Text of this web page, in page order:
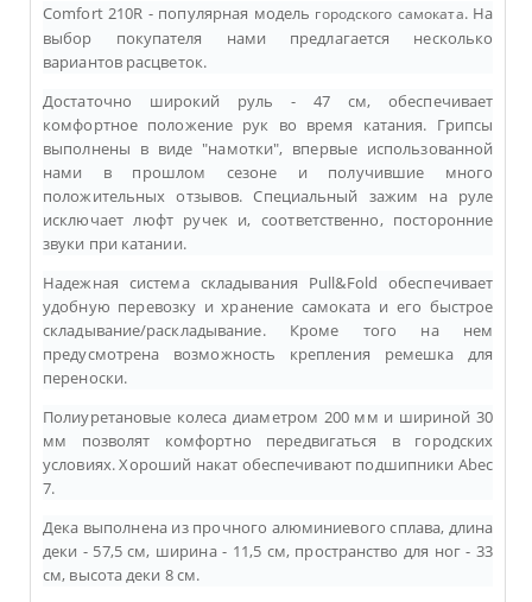
Comfort 210R - популярная модель городского самоката. На
выбор покупателя нами предлагается несколько
вариантов расцветок.
Достаточно широкий руль - 47 см, обеспечивает
комфортное положение рук во время катания. Грипсы
выполнены в виде "намотки", впервые использованной
нами в прошлом сезоне и получившие много
положительных отзывов. Специальный зажим на руле
исключает люфт ручек и, соответственно, посторонние
звуки при катании.
Надежная система складывания Pull&Fold обеспечивает
удобную перевозку и хранение самоката и его быстрое
складывание/раскладывание. Кроме того на нем
предусмотрена возможность крепления ремешка для
переноски.
Полиуретановые колеса диаметром 200 мм и шириной 30
мм позволят комфортно передвигаться в городских
условиях. Хороший накат обеспечивают подшипники Abec
7.
Дека выполнена из прочного алюминиевого сплава, длина
деки - 57,5 см, ширина - 11,5 см, пространство для ног - 33
см, высота деки 8 см.